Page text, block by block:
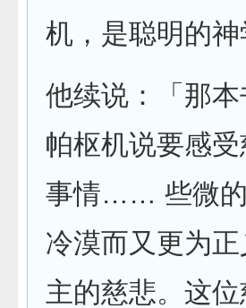
机，是聪明的
他续说：「那
帕枢机说要感
事情…… 些微的
冷漠而又更为
主的慈悲。这